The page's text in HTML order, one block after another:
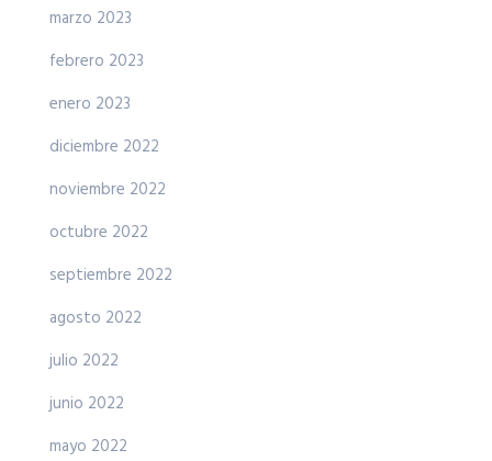
marzo 2023
febrero 2023
enero 2023
diciembre 2022
noviembre 2022
octubre 2022
septiembre 2022
agosto 2022
julio 2022
junio 2022
mayo 2022